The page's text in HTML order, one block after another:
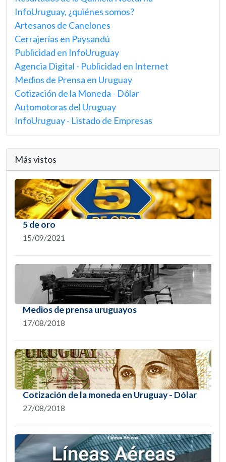
InfoUruguay, ¿quiénes somos?
Artesanos de Canelones
Cerrajerías en Paysandú
Publicidad en InfoUruguay
Agencia Digital - Publicidad en Internet
Medios de Prensa en Uruguay
Cotización de la Moneda - Dólar
Automotoras del Uruguay
InfoUruguay - Listado de Empresas
Más vistos
5 de oro
15/09/2021
Medios de prensa uruguayos
17/08/2018
Cotización de la moneda en Uruguay - Dólar
27/08/2018